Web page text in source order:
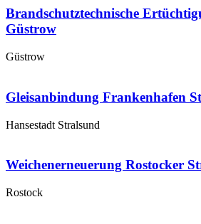
Brandschutztechnische
Güstrow
Güstrow
Gleisanbindung Frankenhafen
Hansestadt Stralsund
Weichenerneuerung Rostocker
Rostock